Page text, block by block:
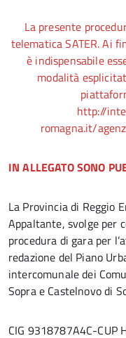
La presente
telematica SATER. Ai
è indispensabile
modalità
http://
romagna.it/
IN ALLEGATO SONO
La Provincia di Reggio
Appaltante, svolge per
procedura di gara per
redazione del Piano
intercomunale dei
Sopra e Castelnovo di
CIG 9318787A4C-CUP